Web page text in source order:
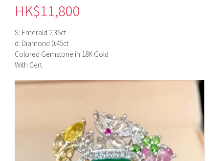
HK$11,800
S: Emerald 2.35ct
d: Diamond 0.45ct
Colored Gemstone in 18K Gold
With Cert
視